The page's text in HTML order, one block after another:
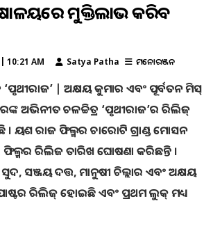
ମୁକ୍ତିଲାଭ କରିବ
10:21 AM Satya Patha ମନୋରଞ୍ଜନ
| ଅକ୍ଷୟ କୁମାର ଏବଂ ପୂର୍ବତନ ମିସ୍‌
ଅଭିନୀତ ଚଳଚ୍ଚିତ୍ର ‘ପୃଥୀରାଜ’ର ରିଲିଜ୍
। ୟଶ ରାଜ ଫିଲ୍ମର ଚାରୋଟି ଗ୍ରାଣ୍ଡ ମୋସନ
ରିଲିଜ ତାରିଖ ଘୋଷଣା କରିଛନ୍ତି ।
ସଞ୍ଜୟ ଦତ୍ତ, ମାନୁଷୀ ଚିଲ୍ଲାର ଏବଂ ଅକ୍ଷୟ
ରିଲିଜ୍ ହୋଇଛି ଏବଂ ପ୍ରଥମ ଲୁକ୍ ମଧ୍ୟ